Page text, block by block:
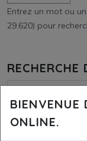
Entrez un mot ou
29.620) pour
BIENVENUE
ONLINE.